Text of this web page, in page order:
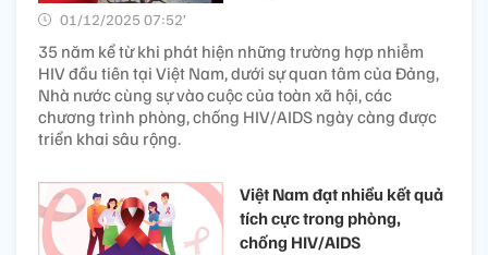
01/12/2025 07:52’
35 năm kể từ khi phát hiện những trường hợp nhiễm
HIV đầu tiên tại Việt Nam, dưới sự quan tâm của Đảng,
Nhà nước cùng sự vào cuộc của toàn xã hội, các
chương trình phòng, chống HIV/AIDS ngày càng được
triển khai sâu rộng.
Việt Nam đạt nhiều kết quả
tích cực trong phòng,
chống HIV/AIDS